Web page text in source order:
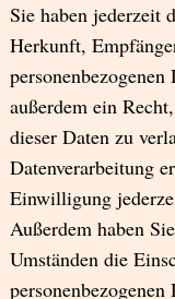
Sie haben jederzeit
Herkunft,
außerdem ein
dieser Daten zu
Datenverarbeitung
Einwilligung
Außerdem haben
Umständen die